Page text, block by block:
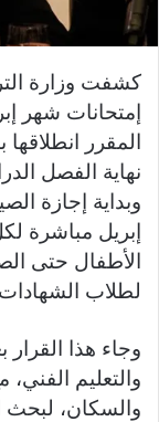
كشفت وزارة
إمتحانات شهر
نهاية الفصل
وبداية إجازة
إبريل مباشرة
الأطفال حتى
لطلاب الشهادات
وجاء هذا القرار
والتعليم
والسكان، لبحث